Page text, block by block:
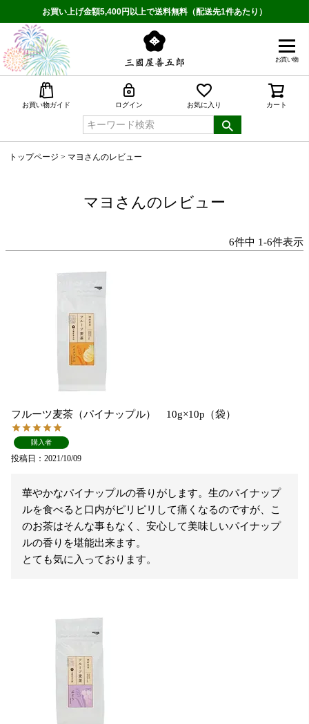
お買い上げ金額5,400円以上で送料無料（配送先1件あたり）
お買い物
お買い物ガイド ログイン お気に入り カート
トップページ マヨさんのレビュー
マヨさんのレビュー
6件中 1-6件表示
フルーツ麦茶（パイナップル） 10g×10p（袋）
購入者
投稿日 2021/10/09
華やかなパイナップルの香りがします。生のパイナップ
ルを食べると口内がピリピリして痛くなるのですが、こ
のお茶はそんな事もなく、安心して美味しいパイナップ
ルの香りを堪能出来ます。
とても気に入っております。